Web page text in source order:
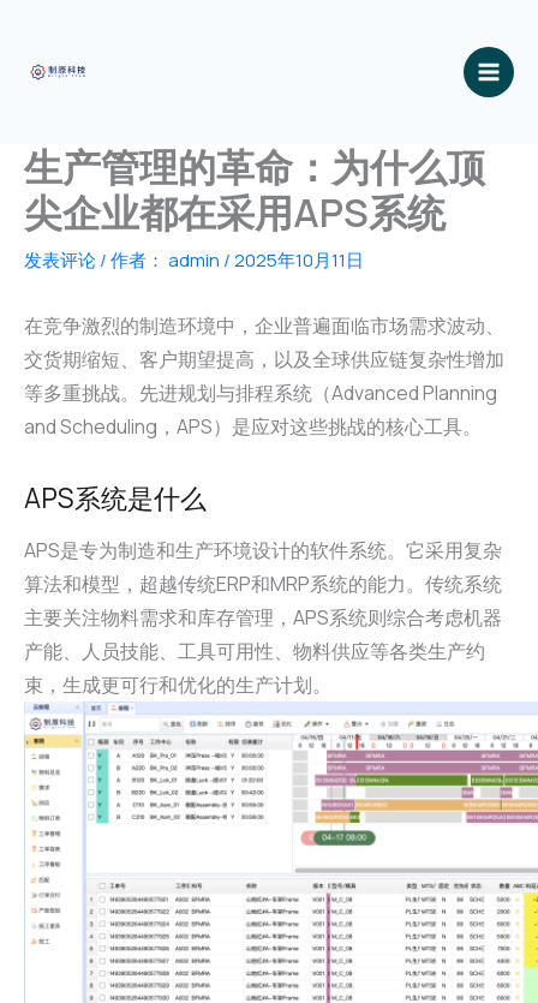
生产管理的革命：为什么顶
尖企业都在采用APS系统
发表评论/ 作者： admin /2025年10月11日
在竞争激烈的制造环境中，企业普遍面临市场需求波动、
交货期缩短、客户期望提高，以及全球供应链复杂性增加
等多重挑战。先进规划与排程系统（Advanced Planning
and Scheduling，APS）是应对这些挑战的核心工具。
APS系统是什么
APS是专为制造和生产环境设计的软件系统。它采用复杂
算法和模型，超越传统ERP和MRP系统的能力。传统系统
主要关注物料需求和库存管理，APS系统则综合考虑机器
产能、人员技能、工具可用性、物料供应等各类生产约
束，生成更可行和优化的生产计划。